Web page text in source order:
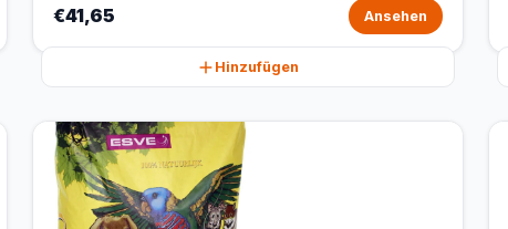
€41,65 Ansehen
Hinzufügen